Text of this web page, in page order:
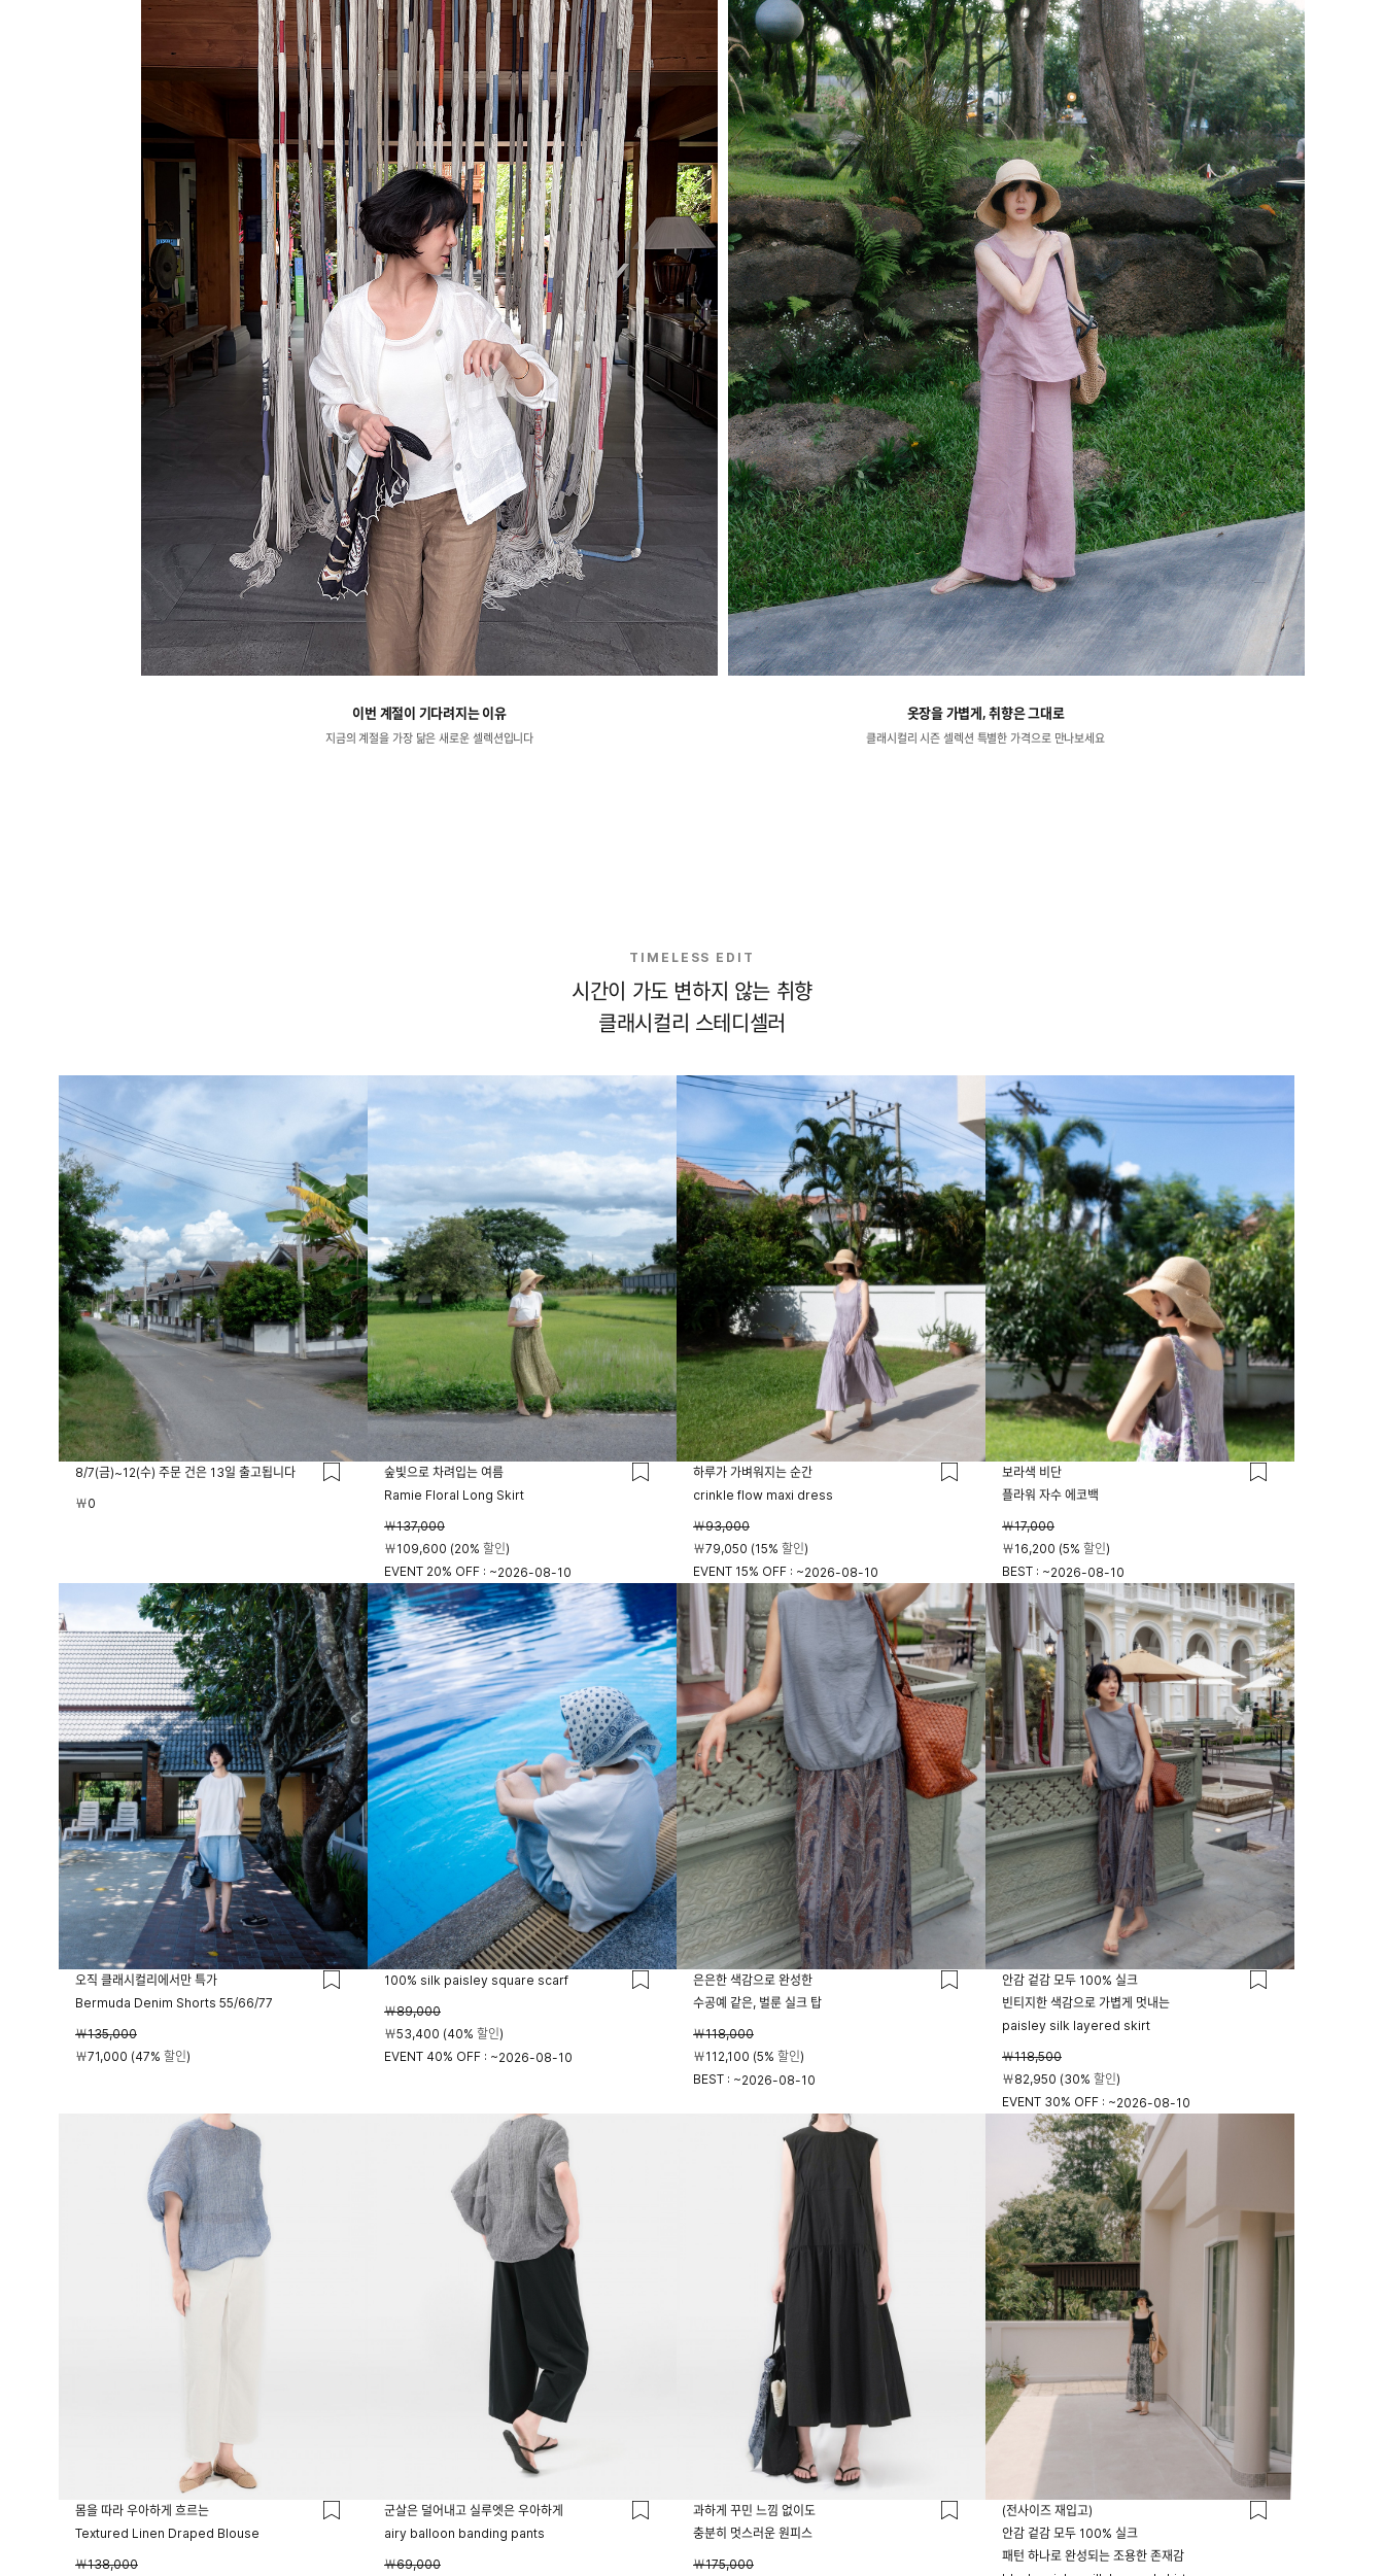
이번 계절이 기다려지는 이유
지금의 계절을 가장 닮은 새로운 셀렉션입니다
옷장을 가볍게, 취향은 그대로
클래시컬리 시즌 셀렉션 특별한 가격으로 만나보세요
TIMELESS EDIT
시간이 가도 변하지 않는 취향
클래시컬리 스테디셀러
8/7(금)~12(수) 주문 건은 13일 출고됩니다
￦0
숲빛으로 차려입는 여름
Ramie Floral Long Skirt
￦137,000
￦109,600 (20% 할인)
EVENT 20% OFF : ~2026-08-10
23시 59분
하루가 가벼워지는 순간
crinkle flow maxi dress
￦93,000
￦79,050 (15% 할인)
EVENT 15% OFF : ~2026-08-10
23시 59분
보라색 비단
플라워 자수 에코백
￦17,000
￦16,200 (5% 할인)
BEST : ~2026-08-10
23시 59분
오직 클래시컬리에서만 특가
Bermuda Denim Shorts 55/66/77
￦135,000
￦71,000 (47% 할인)
100% silk paisley square scarf
￦89,000
￦53,400 (40% 할인)
EVENT 40% OFF : ~2026-08-10
은은한 색감으로 완성한
수공예 같은, 벌룬 실크 탑
￦118,000
￦112,100 (5% 할인)
BEST : ~2026-08-10
안감 겉감 모두 100% 실크
빈티지한 색감으로 가볍게 멋내는
paisley silk layered skirt
￦118,500
￦82,950 (30% 할인)
EVENT 30% OFF : ~2026-08-10
23시 59분
몸을 따라 우아하게 흐르는
Textured Linen Draped Blouse
￦138,000
군살은 덜어내고 실루엣은 우아하게
airy balloon banding pants
￦69,000
과하게 꾸민 느낌 없이도
충분히 멋스러운 원피스
￦175,000
(전사이즈 재입고)
안감 겉감 모두 100% 실크
패턴 하나로 완성되는 조용한 존재감